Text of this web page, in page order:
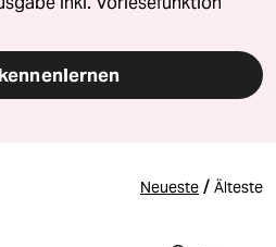
Neueste / Älteste